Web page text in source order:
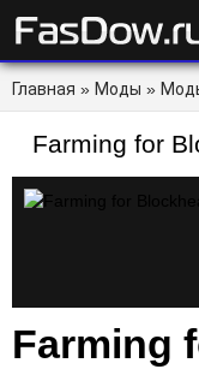
Главная » Моды »
Farming for
Farming